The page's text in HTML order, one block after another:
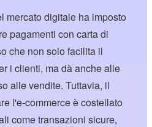
mercato digitale ha imposto
pagamenti con carta di
che non solo facilita il
i clienti, ma dà anche alle
alle vendite. Tuttavia, il
l'e-commerce è costellato
come transazioni sicure,